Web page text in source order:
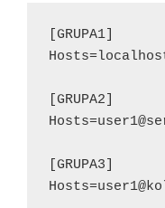
[GRUPA1]
[GRUPA2]
[GRUPA3]